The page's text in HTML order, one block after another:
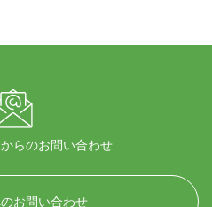
らのお問い合わせ
お問い合わせ